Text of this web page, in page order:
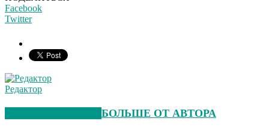
Facebook
Twitter
Редактор
БОЛЬШЕ ОТ АВТОРА